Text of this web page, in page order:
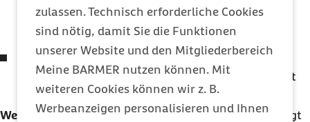
zulassen. Technisch erforderliche Cookies
sind nötig, damit Sie die Funktionen
unserer Website und den Mitgliederbereich
Meine BARMER nutzen können. Mit
weiteren Cookies können wir z. B.
Werbeanzeigen personalisieren und Ihnen
oder auch depressive Gedanken können stärker
werden.
Schlaf wird schwierig: Du kommst abends nicht
runter, bist ständig unter Spannung oder wachst
nachts immer wieder auf.
Wenn du merkst, dass es dich runterzieht : Unbedingt